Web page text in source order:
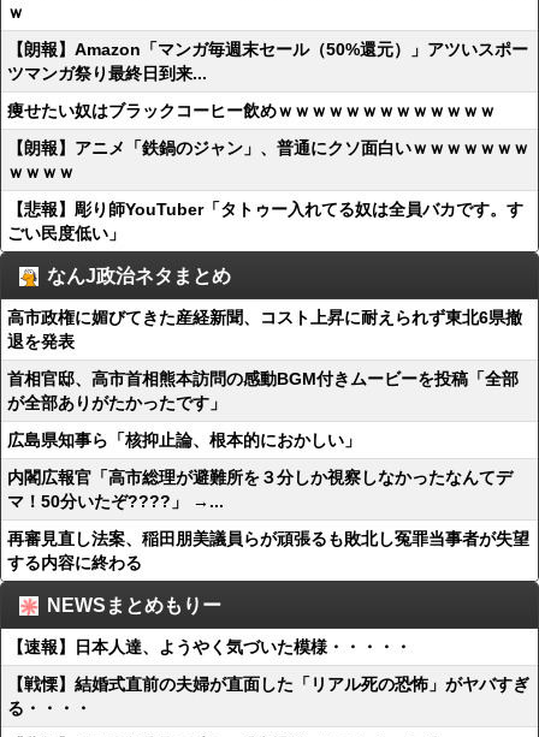
ｗ
【朗報】Amazon「マンガ毎週末セール（50%還元）」アツいスポー
ツマンガ祭り最終日到来...
痩せたい奴はブラックコーヒー飲めｗｗｗｗｗｗｗｗｗｗｗｗｗ
【朗報】アニメ「鉄鍋のジャン」、普通にクソ面白いｗｗｗｗｗｗｗ
ｗｗｗｗ
【悲報】彫り師YouTuber「タトゥー入れてる奴は全員バカです。す
ごい民度低い」
なんJ政治ネタまとめ
高市政権に媚びてきた産経新聞、コスト上昇に耐えられず東北6県撤
退を発表
首相官邸、高市首相熊本訪問の感動BGM付きムービーを投稿「全部
が全部ありがたかったです」
広島県知事ら「核抑止論、根本的におかしい」
内閣広報官「高市総理が避難所を３分しか視察しなかったなんてデ
マ！50分いたぞ????」 →...
再審見直し法案、稲田朋美議員らが頑張るも敗北し冤罪当事者が失望
する内容に終わる
NEWSまとめもりー
【速報】日本人達、ようやく気づいた模様・・・・・
【戦慄】結婚式直前の夫婦が直面した「リアル死の恐怖」がヤバすぎ
る・・・・